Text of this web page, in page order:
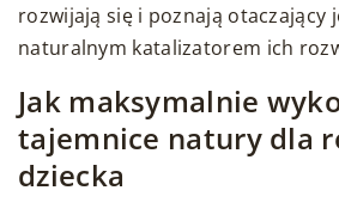
rozwijają się i poznają otaczający
naturalnym katalizatorem ich
Jak maksymalnie
tajemnice natury dla
dziecka